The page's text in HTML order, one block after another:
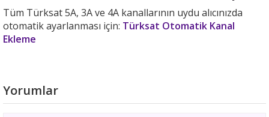
Tüm Türksat 5A, 3A ve 4A kanallarının uydu alıcınızda
otomatik ayarlanması için: Türksat Otomatik Kanal
Ekleme
Yorumlar